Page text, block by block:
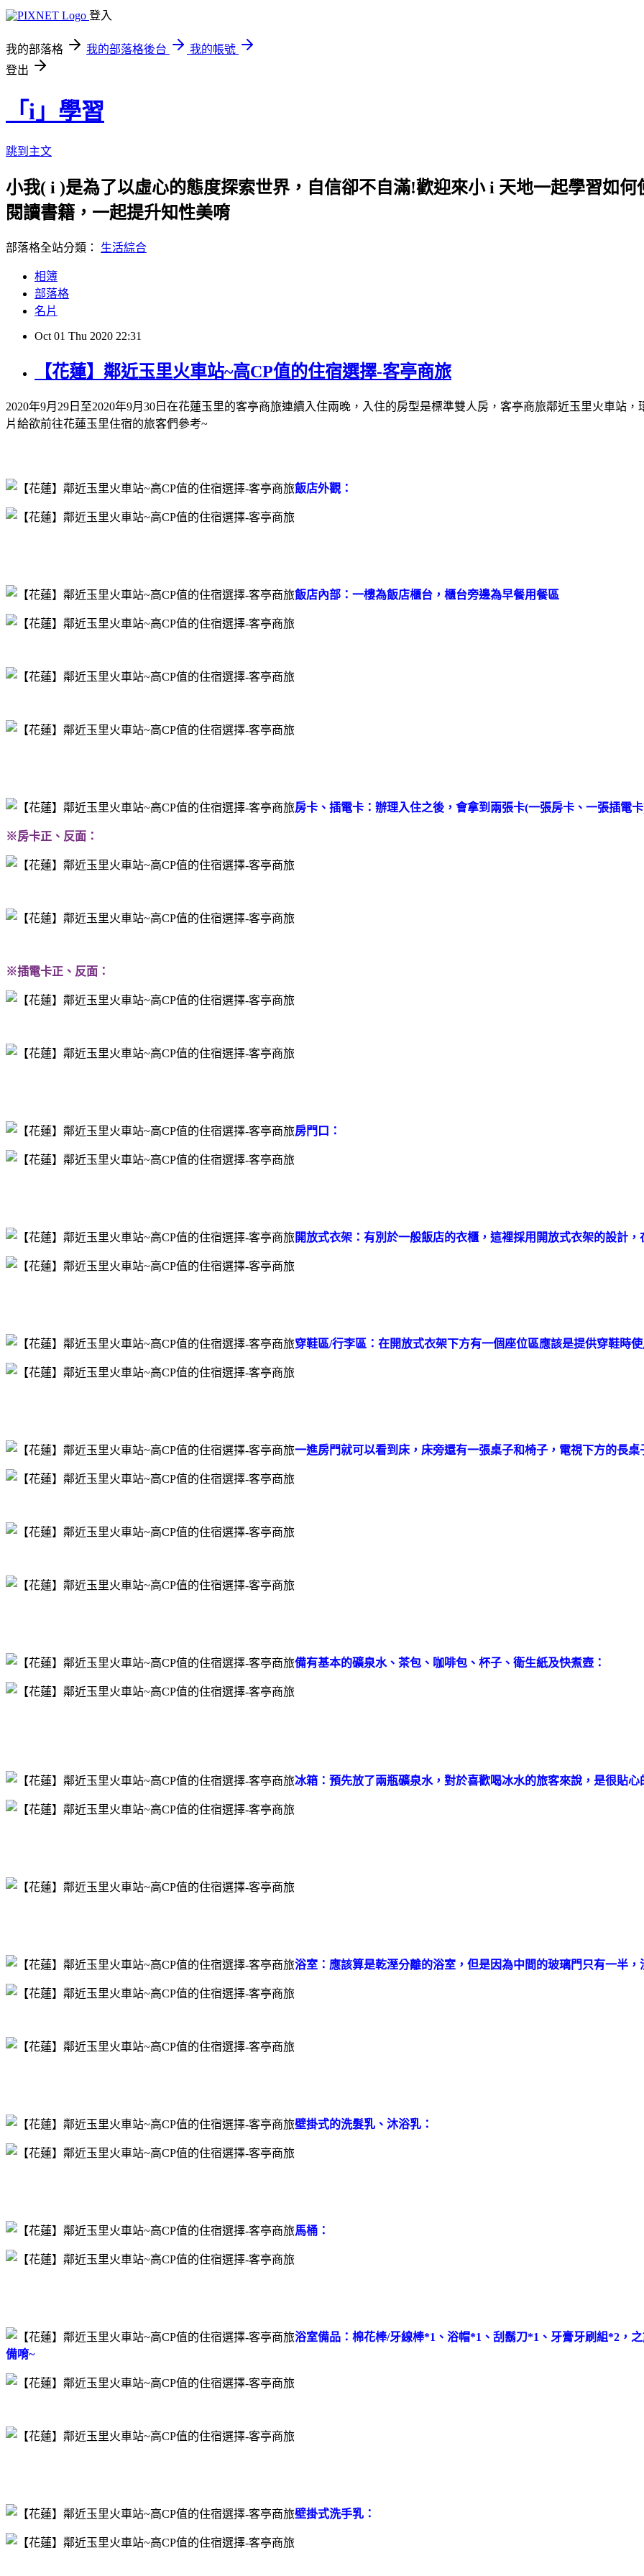
登入
我的部落格 我的部落格後台
我的帳號
登出
「i」學習
跳到主文
小我( i )是為了以虛心的態度探索世界，自信卻不自滿!歡迎來小 i 天地一起學習如
閱讀書籍，一起提升知性美唷
部落格全站分類： 生活綜合
相簿
部落格
名片
Oct 01 Thu 2020 22:31
【花蓮】鄰近玉里火車站~高CP值的住宿選擇-客亭商旅
2020年9月29日至2020年9月30日在花蓮玉里的客亭商旅連續入住兩晚，入住的房型是標準雙人房，客亭商旅鄰近玉里火車站
片給欲前往花蓮玉里住宿的旅客們參考~
飯店外觀：
飯店內部：一樓為飯店櫃台，櫃台旁邊為早餐用餐區
房卡、插電卡：辦理入住之後，會拿到兩張卡(一張房卡、一張插電
※房卡正、反面：
※插電卡正、反面：
房門口：
開放式衣架：有別於一般飯店的衣櫃，這裡採用開放式衣架的設計
穿鞋區/行李區：在開放式衣架下方有一個座位區應該是提供穿鞋時
一進房門就可以看到床，床旁還有一張桌子和椅子，電視下方的長桌
備有基本的礦泉水、茶包、咖啡包、杯子、衛生紙及快煮壺：
冰箱：預先放了兩瓶礦泉水，對於喜歡喝冰水的旅客來說，是很貼心
浴室：應該算是乾溼分離的浴室，但是因為中間的玻璃門只有一半
壁掛式的洗髮乳、沐浴乳：
馬桶：
浴室備品：棉花棒/牙線棒*1、浴帽*1、刮鬍刀*1、牙膏牙刷組*2，
備唷~
壁掛式洗手乳：